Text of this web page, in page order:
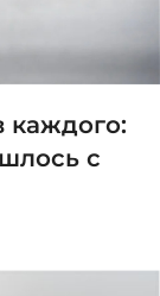
каждого:
с